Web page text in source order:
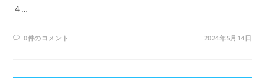
４…
0件のコメント 2024年5月14日